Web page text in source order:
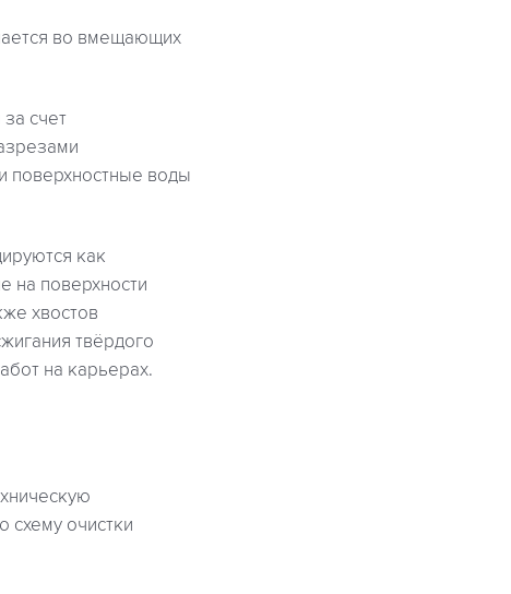
во вмещающих
счет
поверхностные воды
как
на поверхности
хвостов
твёрдого
на карьерах.
очистки